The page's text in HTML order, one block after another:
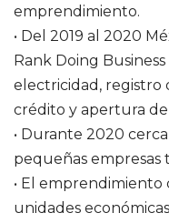
emprendimiento.
• Del 2019 al 2020
Rank Doing
electricidad, registro
crédito y apertura de
• Durante 2020
pequeñas
• El emprendimiento
unidades